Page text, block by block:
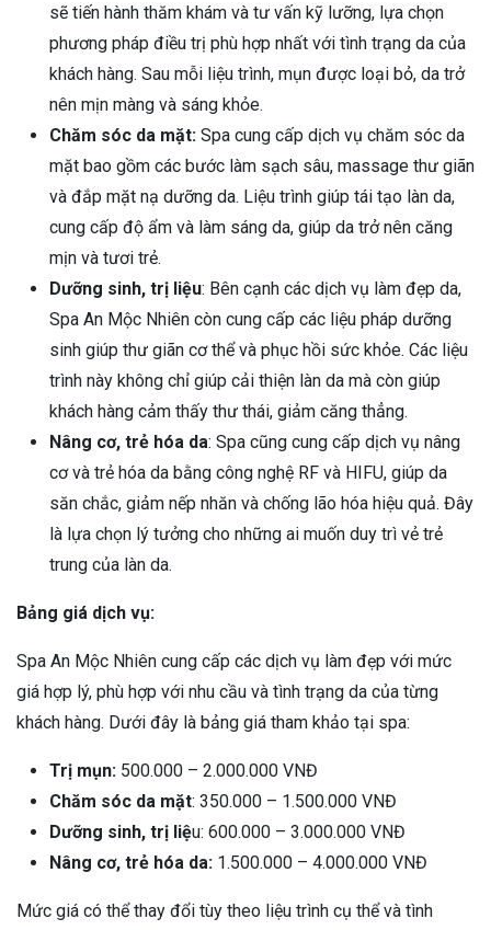
sẽ tiến hành thăm khám và tư vấn kỹ lưỡng, lựa chọn
phương pháp điều trị phù hợp nhất với tình trạng da của
khách hàng. Sau mỗi liệu trình, mụn được loại bỏ, da trở
nên mịn màng và sáng khỏe.
Chăm sóc da mặt: Spa cung cấp dịch vụ chăm sóc da
mặt bao gồm các bước làm sạch sâu, massage thư giãn
và đắp mặt nạ dưỡng da. Liệu trình giúp tái tạo làn da,
cung cấp độ ẩm và làm sáng da, giúp da trở nên căng
mịn và tươi trẻ.
Dưỡng sinh, trị liệu: Bên cạnh các dịch vụ làm đẹp da,
Spa An Mộc Nhiên còn cung cấp các liệu pháp dưỡng
sinh giúp thư giãn cơ thể và phục hồi sức khỏe. Các liệu
trình này không chỉ giúp cải thiện làn da mà còn giúp
khách hàng cảm thấy thư thái, giảm căng thẳng.
Nâng cơ, trẻ hóa da: Spa cũng cung cấp dịch vụ nâng
cơ và trẻ hóa da bằng công nghệ RF và HIFU, giúp da
săn chắc, giảm nếp nhăn và chống lão hóa hiệu quả. Đây
là lựa chọn lý tưởng cho những ai muốn duy trì vẻ trẻ
trung của làn da.
Bảng giá dịch vụ:
Spa An Mộc Nhiên cung cấp các dịch vụ làm đẹp với mức
giá hợp lý, phù hợp với nhu cầu và tình trạng da của từng
khách hàng. Dưới đây là bảng giá tham khảo tại spa:
Trị mụn: 500.000 – 2.000.000 VNĐ
Chăm sóc da mặt: 350.000 – 1.500.000 VNĐ
Dưỡng sinh, trị liệu: 600.000 – 3.000.000 VNĐ
Nâng cơ, trẻ hóa da: 1.500.000 – 4.000.000 VNĐ
Mức giá có thể thay đổi tùy theo liệu trình cụ thể và tình